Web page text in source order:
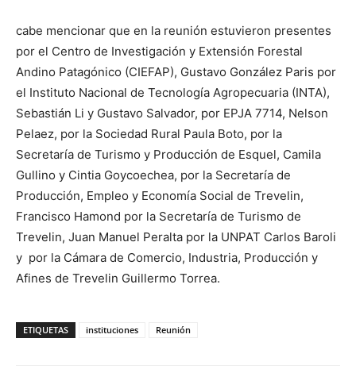
cabe mencionar que en la reunión estuvieron presentes
por el Centro de Investigación y Extensión Forestal
Andino Patagónico (CIEFAP), Gustavo González Paris por
el Instituto Nacional de Tecnología Agropecuaria (INTA),
Sebastián Li y Gustavo Salvador, por EPJA 7714, Nelson
Pelaez, por la Sociedad Rural Paula Boto, por la
Secretaría de Turismo y Producción de Esquel, Camila
Gullino y Cintia Goycoechea, por la Secretaría de
Producción, Empleo y Economía Social de Trevelin,
Francisco Hamond por la Secretaría de Turismo de
Trevelin, Juan Manuel Peralta por la UNPAT Carlos Baroli
y por la Cámara de Comercio, Industria, Producción y
Afines de Trevelin Guillermo Torrea.
ETIQUETAS instituciones Reunión